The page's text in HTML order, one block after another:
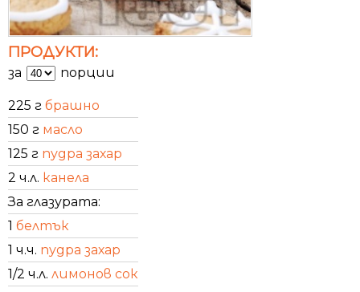
ПРОДУКТИ:
за порции
225 г брашно
150 г масло
125 г пудра захар
2 ч.л. канела
За глазурата:
1 белтък
1 ч.ч. пудра захар
1/2 ч.л. лимонов сок